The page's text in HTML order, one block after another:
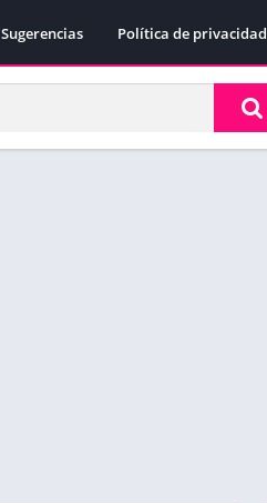
Sugerencias Política de privacidad